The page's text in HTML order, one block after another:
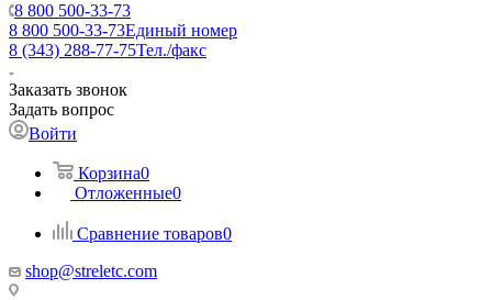
8 800 500-33-73
8 800 500-33-73Единый номер
8 (343) 288-77-75Тел./факс
Заказать звонок
Задать вопрос
Войти
Корзина0
Отложенные0
Сравнение товаров0
shop@streletc.com